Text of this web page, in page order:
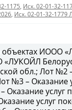
1175, Исх. 02-01-32-
, Исх. 02-01-32-1779
объектах ИООО
обл.; Лот №2
№3 – Оказание
услуг
услуг